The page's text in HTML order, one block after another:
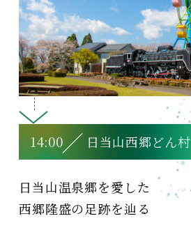
14:00 日当山西郷どん村
日当山温泉郷を愛した
西郷隆盛の足跡を辿る